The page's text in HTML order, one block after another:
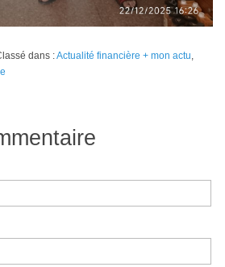
dans :Actualité financière + mon actu,